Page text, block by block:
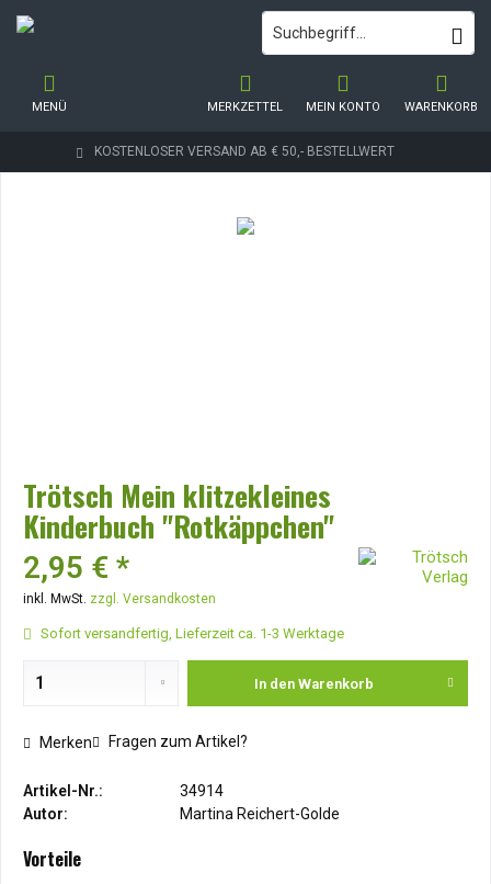
KOSTENLOSER VERSAND AB € 50,- BESTELLWERT
WARENKORB
MERKZETTEL MEIN KONTO
MENÜ
Trötsch Mein klitzekleines
Kinderbuch "Rotkäppchen"
2,95 € *
inkl. MwSt. zzgl. Versandkosten
Sofort versandfertig, Lieferzeit ca. 1-3 Werktage
In den Warenkorb
Merken Fragen zum Artikel?
Artikel-Nr.:
34914
Autor:
Martina Reichert-Golde
Vorteile